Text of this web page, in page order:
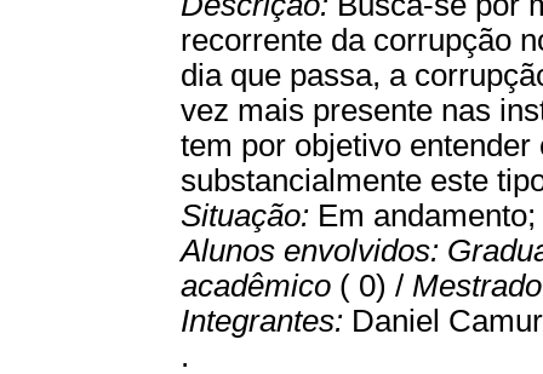
recorrente da corrupção
dia que passa, a
vez mais presente nas
tem por objetivo
substancialmente este
Situação: Em andamento;
Alunos envolvidos:
acadêmico ( 0) /
Integrantes: Daniel
.